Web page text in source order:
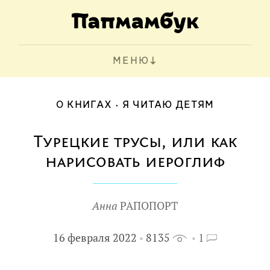
МЕНЮ
О КНИГАХ Я ЧИТАЮ ДЕТЯМ
Турецкие трусы, или как
нарисовать иероглиф
Анна РАПОПОРТ
16 февраля 2022 8135 1